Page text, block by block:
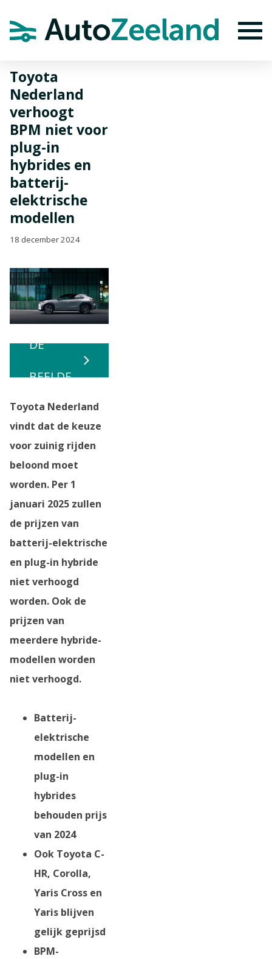
hybrides en batterij-elektrische modellen
Toyota
Nederland
verhoogt
BPM niet voor
plug-in
hybrides en
batterij-
elektrische
modellen
18 december 2024
BEKIJK
DE
BEELDE
N
Toyota Nederland
vindt dat de keuze
voor zuinig rijden
beloond moet
worden. Per 1
januari 2025 zullen
de prijzen van
batterij-elektrische
en plug-in hybride
niet verhoogd
worden. Ook de
prijzen van
meerdere hybride-
modellen worden
niet verhoogd.
Batterij-
elektrische
modellen en
plug-in
hybrides
behouden prijs
van 2024
Ook Toyota C-
HR, Corolla,
Yaris Cross en
Yaris blijven
gelijk geprijsd
BPM-